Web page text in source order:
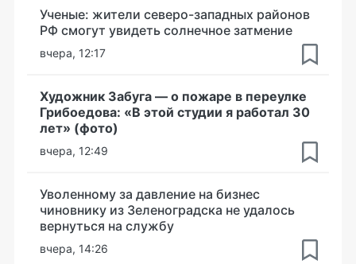
Ученые: жители северо-западных районов
РФ смогут увидеть солнечное затмение
вчера, 12:17
Художник Забуга — о пожаре в переулке
Грибоедова: «В этой студии я работал 30
лет» (фото)
вчера, 12:49
Уволенному за давление на бизнес
чиновнику из Зеленоградска не удалось
вернуться на службу
вчера, 14:26